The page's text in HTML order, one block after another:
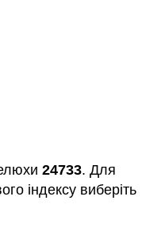
24733. Для
індексу виберіть